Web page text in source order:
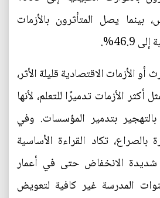
يصل المتأثرون بالأزمات
أو الأزمات الاقتصادية قليلة الأثر،
الأزمات تدميرًا للتعلم، لأنها
بتدمير المؤسسات. وفي
بالصراع، تكاد القراءة الأساسية
الانخفاض حتى في أعمار
المدرسة غير كافية لتعويض